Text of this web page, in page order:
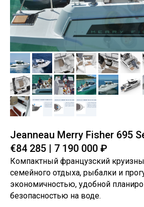
Jeanneau Merry Fisher 695
€84 285 | 7 190 000 ₽
Компактный французский
семейного отдыха, рыбалки и
экономичностью, удобной
безопасностью на воде.